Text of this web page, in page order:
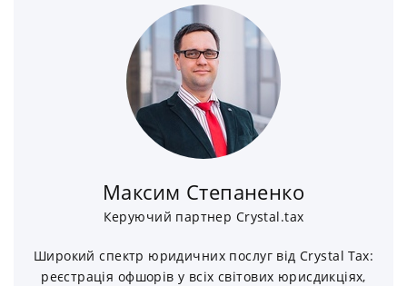
Максим Степаненко
Керуючий партнер Crystal.tax
Широкий спектр юридичних послуг від Crystal Tax:
реєстрація офшорів у всіх світових юрисдикціях,